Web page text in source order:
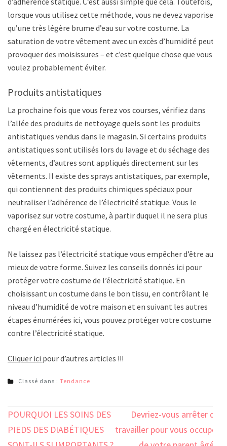
lorsque vous utilisez cette méthode, vous ne devez vaporiser
qu’une très légère brume d’eau sur votre costume. La
saturation de votre vêtement avec un excès d’humidité peut
provoquer des moisissures – et c’est quelque chose que vous
voulez probablement éviter.
Produits antistatiques
La prochaine fois que vous ferez vos courses, vérifiez dans
l’allée des produits de nettoyage quels sont les produits
antistatiques vendus dans le magasin. Si certains produits
antistatiques sont utilisés lors du lavage et du séchage des
vêtements, d’autres sont appliqués directement sur les
vêtements. Il existe des sprays antistatiques, par exemple,
qui contiennent des produits chimiques spéciaux pour
neutraliser l’adhérence de l’électricité statique. Vous le
vaporisez sur votre costume, à partir duquel il ne sera plus
chargé en électricité statique.
Ne laissez pas l’électricité statique vous empêcher d’être au
mieux de votre forme. Suivez les conseils donnés ici pour
protéger votre costume de l’électricité statique. En
choisissant un costume dans le bon tissu, en contrôlant le
niveau d’humidité de votre maison et en suivant les autres
étapes énumérées ici, vous pouvez protéger votre costume
contre l’électricité statique.
Cliquer ici pour d’autres articles !!!
Classé dans : Tendance
Navigation
de
POURQUOI LES SOINS DES
PIEDS DES DIABÉTIQUES
Devriez-vous arrêter de
travailler pour vous occuper